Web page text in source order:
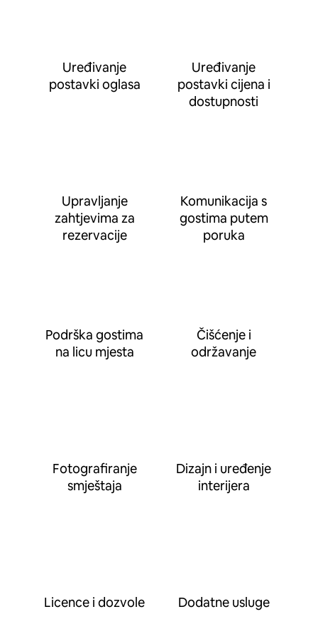
Uređivanje
postavki oglasa
Uređivanje
postavki cijena i
dostupnosti
Upravljanje
zahtjevima za
rezervacije
Komunikacija s
gostima putem
poruka
Podrška gostima
na licu mjesta
Čišćenje i
održavanje
Fotografiranje
smještaja
Dizajn i uređenje
interijera
Licence i dozvole Dodatne usluge